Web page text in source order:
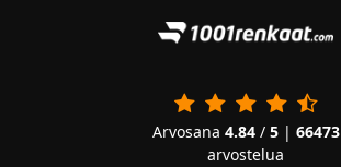
Arvosana 4.84/ 5| 66473
arvostelua